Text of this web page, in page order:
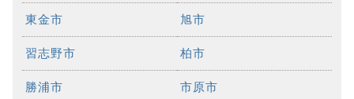
東金市 旭市
習志野市 柏市
勝浦市 市原市